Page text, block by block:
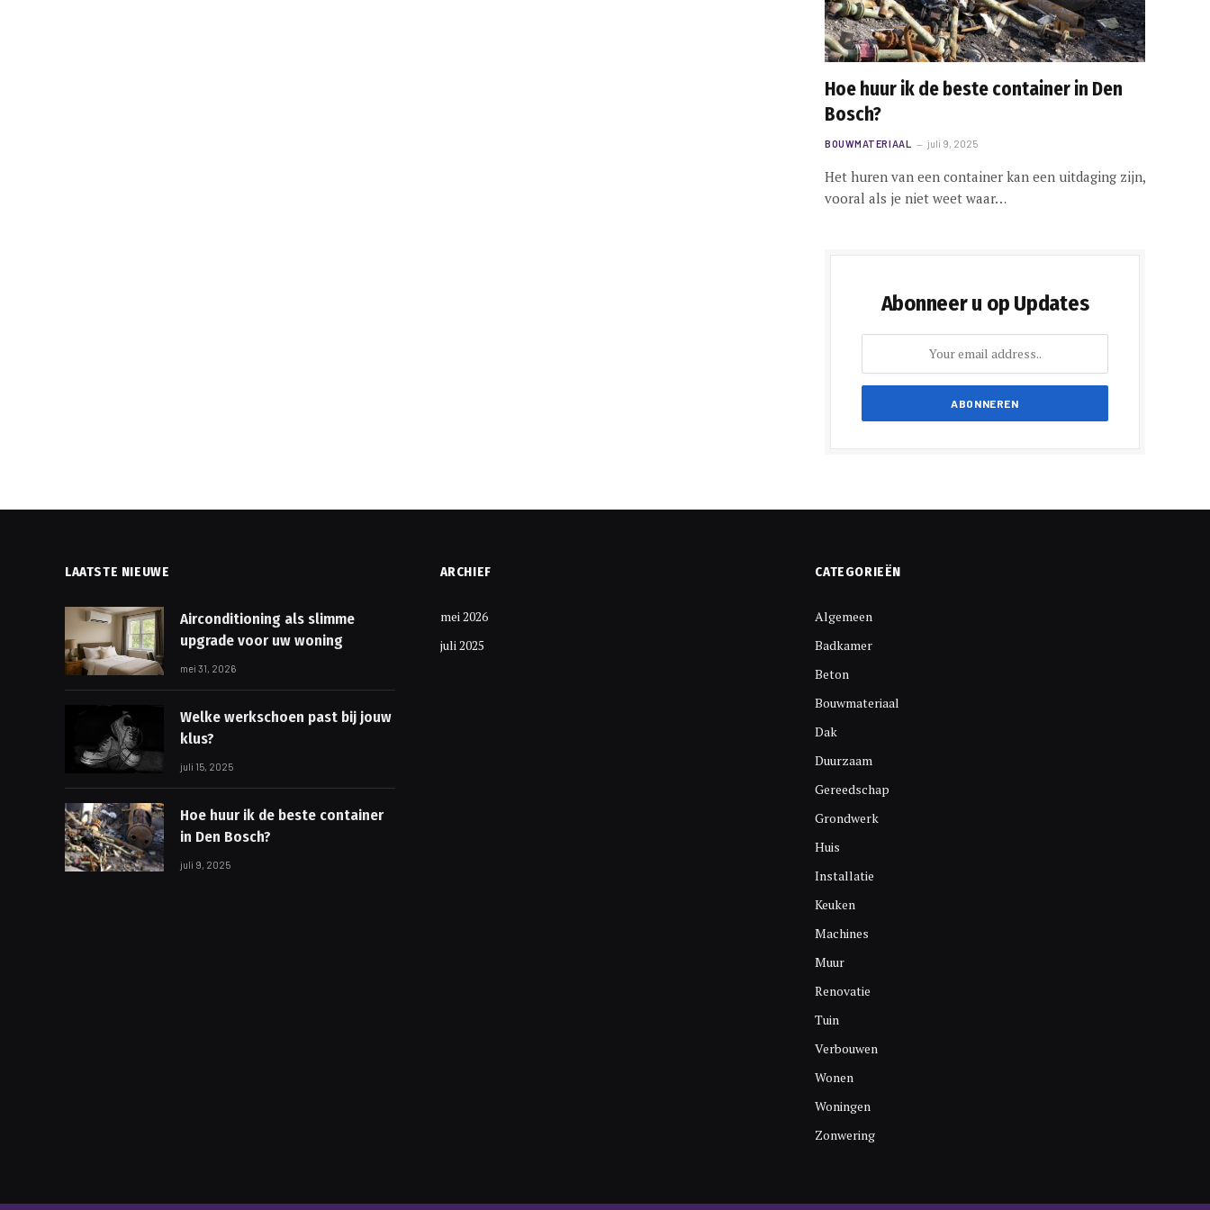
Hoe huur ik de beste container in Den
Bosch?
BOUWMATERIAAL juli 9, 2025
Het huren van een container kan een uitdaging zijn,
vooral als je niet weet waar…
Abonneer u op Updates
LAATSTE NIEUWE
Airconditioning als slimme
upgrade voor uw woning
mei 31, 2026
Welke werkschoen past bij jouw
klus?
juli 15, 2025
Hoe huur ik de beste container
in Den Bosch?
juli 9, 2025
ARCHIEF
mei 2026
juli 2025
CATEGORIEËN
Algemeen
Badkamer
Beton
Bouwmateriaal
Dak
Duurzaam
Gereedschap
Grondwerk
Huis
Installatie
Keuken
Machines
Muur
Renovatie
Tuin
Verbouwen
Wonen
Woningen
Zonwering